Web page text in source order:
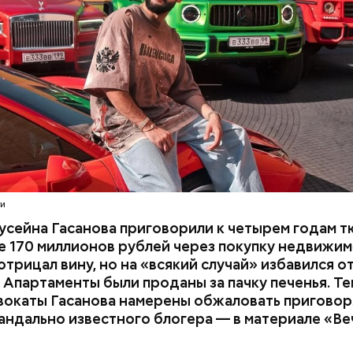
Гасанова приговорили к четырем годам
170 миллионов рублей через покупку
вину, но на «всякий случай» избавился
были проданы за пачку печенья.
Гасанова намерены обжаловать
известного блогера — в материале
расследование. В квартире потерпевших
видеонаблюдения. На записи попал 25-
Артем Миссюра, который тайно приходил в
и подсыпал им в еду химикаты. Также
младшая сестра.